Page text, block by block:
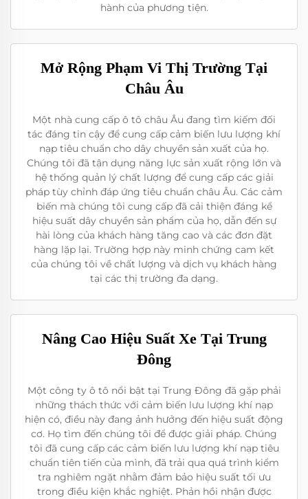
hành của phương tiện.
Mở Rộng Phạm Vi Thị Trường Tại
Châu Âu
Một nhà cung cấp ô tô châu Âu đang tìm kiếm đối
tác đáng tin cậy để cung cấp cảm biến lưu lượng khí
nạp tiêu chuẩn cho dây chuyền sản xuất của họ.
Chúng tôi đã tận dụng năng lực sản xuất rộng lớn và
hệ thống quản lý chất lượng để cung cấp các giải
pháp tùy chỉnh đáp ứng tiêu chuẩn châu Âu. Các cảm
biến mà chúng tôi cung cấp đã cải thiện đáng kể
hiệu suất dây chuyền sản phẩm của họ, dẫn đến sự
hài lòng của khách hàng tăng cao và các đơn đặt
hàng lặp lại. Trường hợp này minh chứng cam kết
của chúng tôi về chất lượng và dịch vụ khách hàng
tại các thị trường đa dạng.
Nâng Cao Hiệu Suất Xe Tại Trung
Đông
Một công ty ô tô nổi bật tại Trung Đông đã gặp phải
những thách thức với cảm biến lưu lượng khí nạp
hiện có, điều này đang ảnh hưởng đến hiệu suất động
cơ. Họ tìm đến chúng tôi để được giải pháp. Chúng
tôi đã cung cấp các cảm biến lưu lượng khí nạp tiêu
chuẩn tiên tiến của mình, đã trải qua quá trình kiểm
tra nghiêm ngặt nhằm đảm bảo hiệu suất tối ưu
trong điều kiện khắc nghiệt. Phản hồi nhận được